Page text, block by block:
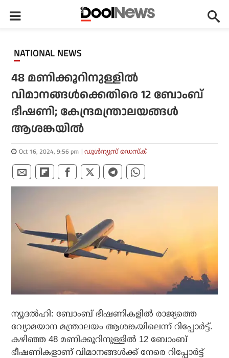
NATIONAL NEWS
48 മണിക്കൂറിനുള്ളില്‍
വിമാനങ്ങള്‍ക്കെതിരെ 12 ബോംബ്
ഭീഷണി; കേന്ദ്രമന്ത്രാലയങ്ങള്‍
ആശങ്കയില്‍
Oct 16, 2024, 9:56 pm ഡൂള്‍ന്യൂസ് ഡെസ്‌ക്
ന്യൂദല്‍ഹി: ബോംബ് ഭീഷണികളില്‍ രാജ്യത്തെ
വ്യോമയാന മന്ത്രാലയം ആശങ്കയിലെന്ന് റിപ്പോര്‍ട്ട്.
കഴിഞ്ഞ 48 മണിക്കൂറിനുള്ളില്‍ 12 ബോംബ്
ഭീഷണികളാണ് വിമാനങ്ങള്‍ക്ക് നേരെ റിപ്പോര്‍ട്ട്